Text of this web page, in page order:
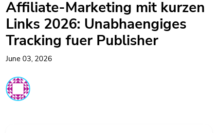
Affiliate-Marketing mit kurzen
Links 2026: Unabhaengiges
Tracking fuer Publisher
June 03, 2026